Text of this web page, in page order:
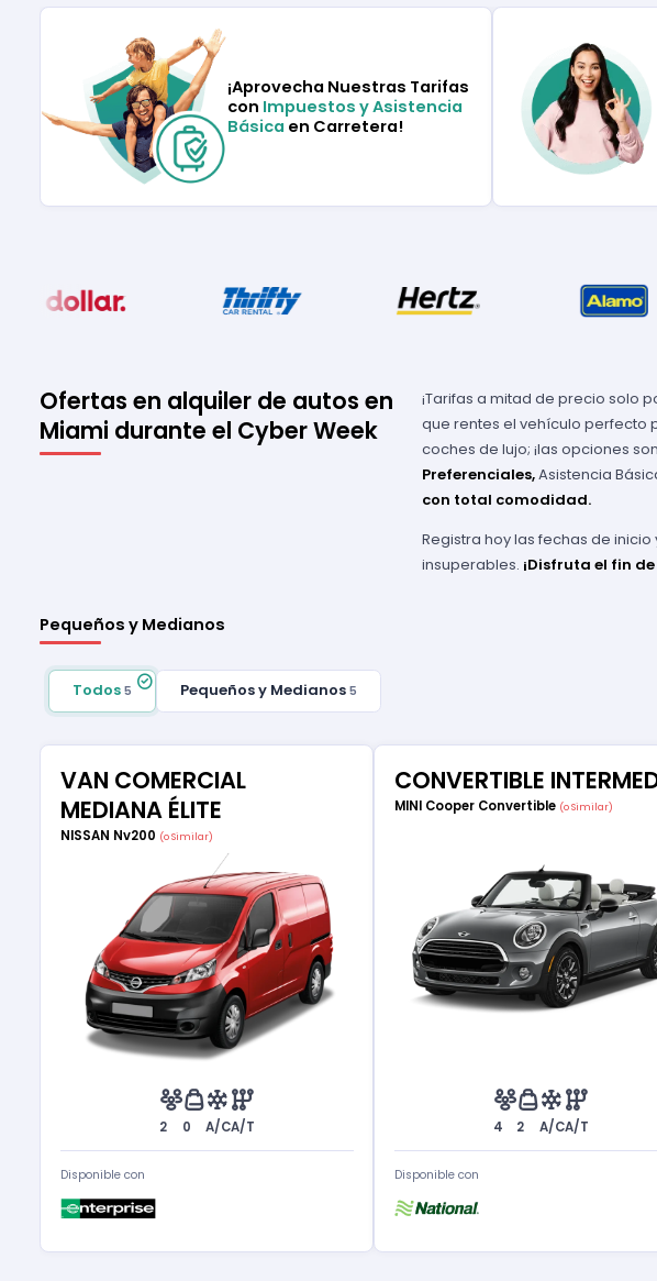
¡Aprovecha Nuestras Tarifas
con Impuestos y Asistencia
Básica en Carretera!
Ofertas en alquiler de autos en
Miami durante el Cyber Week
¡Tarifas a mitad de precio solo
que rentes el vehículo perfecto
coches de lujo; ¡las opciones
Preferenciales,Asistencia
con total comodidad.
Registra hoy las fechas de
insuperables. ¡Disfruta el fin
Pequeños y Medianos
Todos 5 Pequeños y Medianos5
VAN COMERCIAL
MEDIANA ÉLITE
NISSAN Nv200 (o Similar)
2 0 A/CA/T
Disponible con
CONVERTIBLE
MINI Cooper Convertible (o Similar)
4 2 A/CA/T
Disponible con